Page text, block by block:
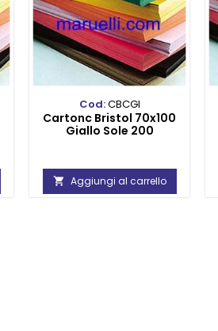
Cod:CBCGI
Cartonc Bristol 70x100
Giallo Sole 200
 Aggiungi al carrello